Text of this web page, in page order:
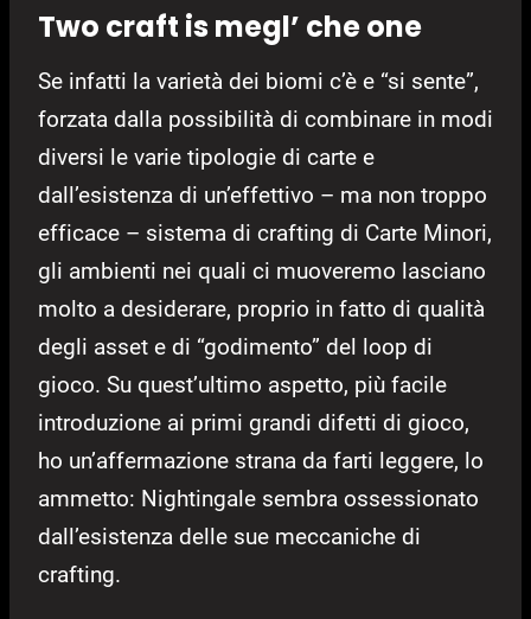
Two craft is megl’ che one
Se infatti la varietà dei biomi c’è e “si sente”,
forzata dalla possibilità di combinare in modi
diversi le varie tipologie di carte e
dall’esistenza di un’effettivo – ma non troppo
efficace – sistema di crafting di Carte Minori,
gli ambienti nei quali ci muoveremo lasciano
molto a desiderare, proprio in fatto di qualità
degli asset e di “godimento” del loop di
gioco. Su quest’ultimo aspetto, più facile
introduzione ai primi grandi difetti di gioco,
ho un’affermazione strana da farti leggere, lo
ammetto: Nightingale sembra ossessionato
dall’esistenza delle sue meccaniche di
crafting.